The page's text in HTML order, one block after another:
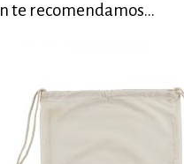
te recomendamos…